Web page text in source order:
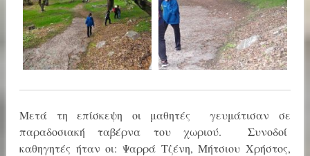
Μετά τη επίσκεψη οι μαθητές γευμάτισαν σε
παραδοσιακή ταβέρνα του χωριού. Συνοδοί
καθηγητές ήταν οι: Ψαρρά Τζένη, Μήτσιου Χρήστος,